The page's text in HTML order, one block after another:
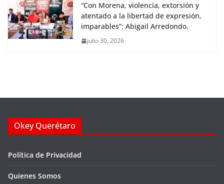
“Con Morena, violencia, extorsión y
atentado a la libertad de expresión,
imparables”: Abigail Arredondo.
julio 30, 2026
Okey Querétaro
Política de Privacidad
Quienes Somos